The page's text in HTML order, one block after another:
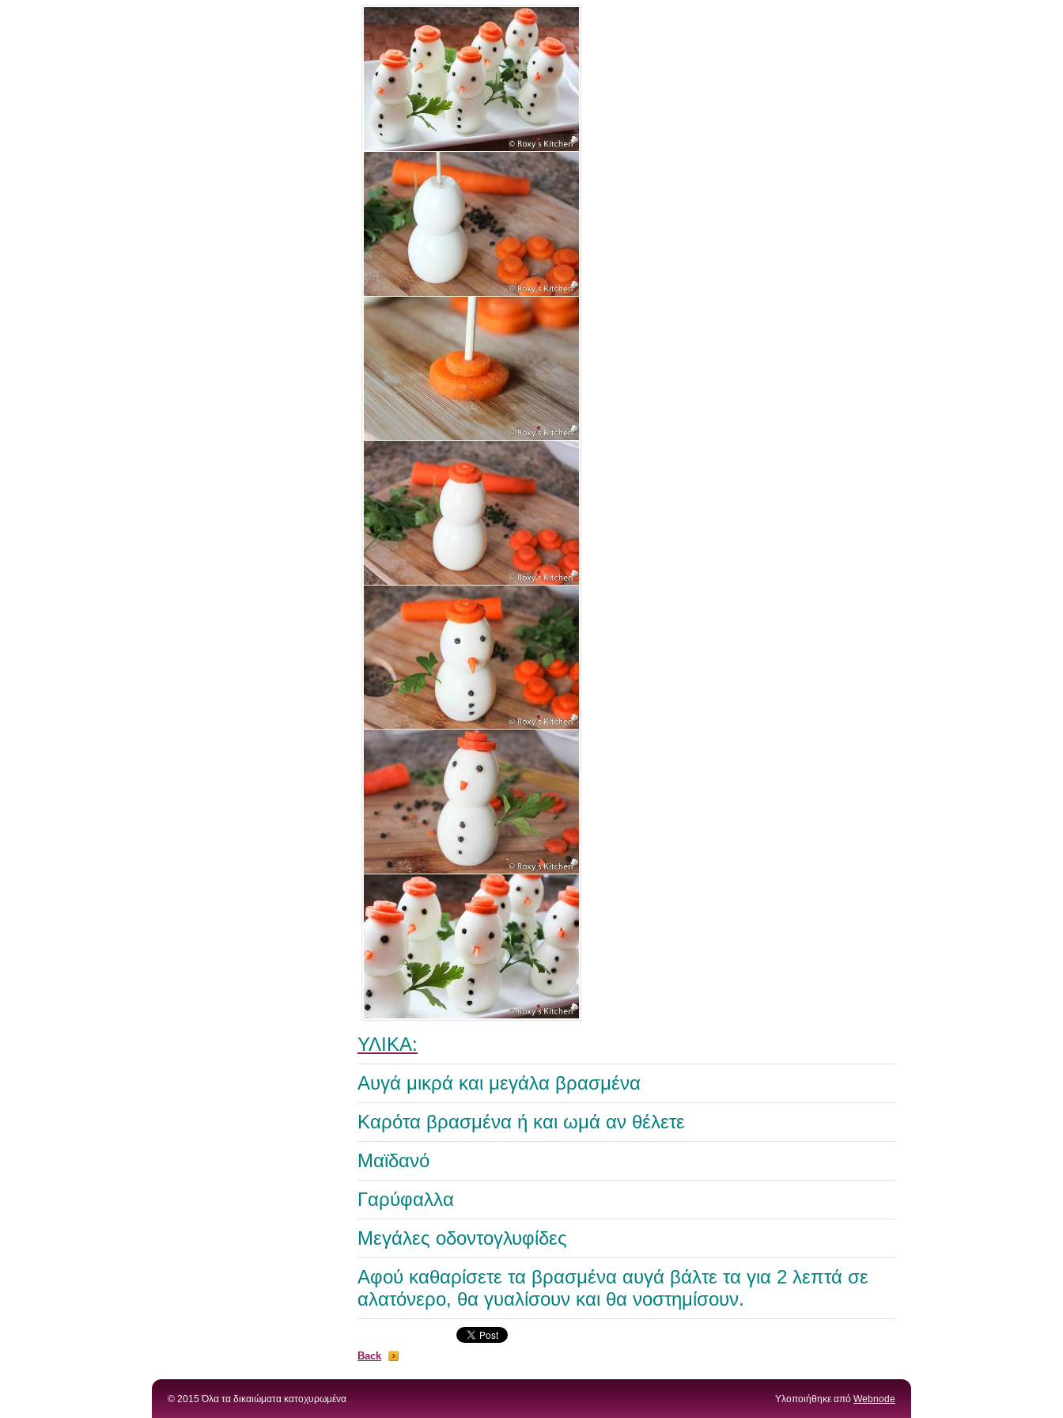
ΥΛΙΚΑ:
Αυγά μικρά και μεγάλα βρασμένα
Καρότα βρασμένα ή και ωμά αν θέλετε
Μαϊδανό
Γαρύφαλλα
Μεγάλες οδοντογλυφίδες
Αφού καθαρίσετε τα βρασμένα αυγά βάλτε τα για 2 λεπτά σε
αλατόνερο, θα γυαλίσουν και θα νοστημίσουν.
Back
© 2015 Όλα τα δικαιώματα κατοχυρωμένα Υλοποιήθηκε από Webnode